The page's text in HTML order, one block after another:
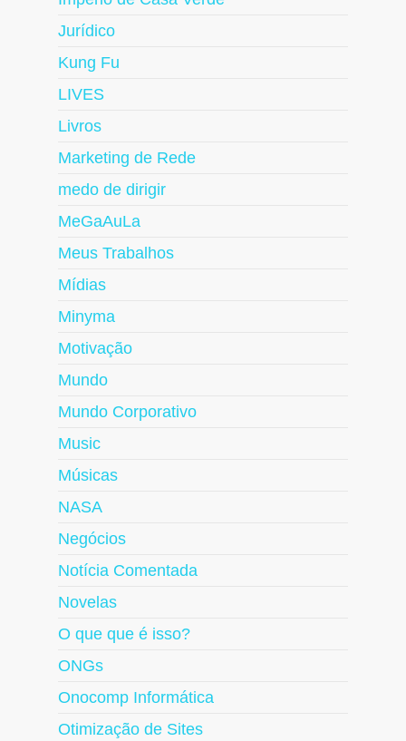
Jurídico
Kung Fu
LIVES
Livros
Marketing de Rede
medo de dirigir
MeGaAuLa
Meus Trabalhos
Mídias
Minyma
Motivação
Mundo
Mundo Corporativo
Music
Músicas
NASA
Negócios
Notícia Comentada
Novelas
O que que é isso?
ONGs
Onocomp Informática
Otimização de Sites